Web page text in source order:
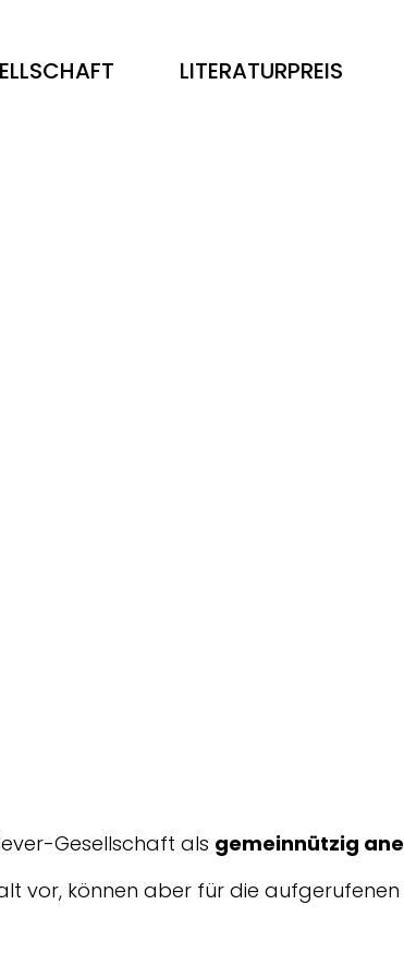
LITERATURPREIS
Gesellschaft als gemeinnützig
vor, können aber für die